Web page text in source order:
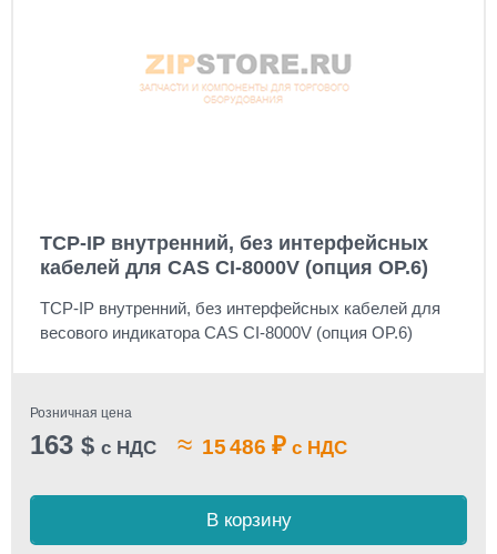
TCP-IP внутренний, без интерфейсных
кабелей для CAS CI-8000V (опция OP.6)
TCP-IP внутренний, без интерфейсных кабелей для
весового индикатора CAS CI-8000V (опция OP.6)
Розничная цена
163 $ с НДС ≈ 15 486 ₽ с НДС
В корзину